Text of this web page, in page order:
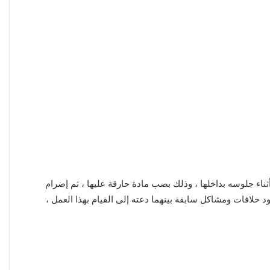
جلوسه بداخلها ، وذلك بصب مادة حارقة عليها ، ثم إضرام
خلافات ومشاكل سابقة بينهما دعته إلى القيام بهذا العمل ،